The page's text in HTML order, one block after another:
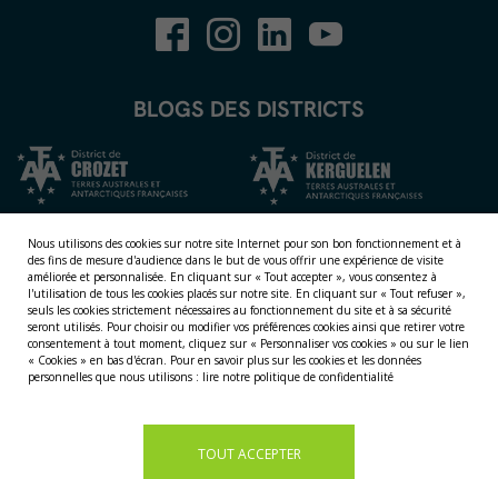
BLOGS DES DISTRICTS
NOS TERRITOIRES
Nous utilisons des cookies sur notre site Internet pour son bon fonctionnement et à
des fins de mesure d'audience dans le but de vous offrir une expérience de visite
améliorée et personnalisée. En cliquant sur « Tout accepter », vous consentez à
l'utilisation de tous les cookies placés sur notre site. En cliquant sur « Tout refuser »,
seuls les cookies strictement nécessaires au fonctionnement du site et à sa sécurité
seront utilisés. Pour choisir ou modifier vos préférences cookies ainsi que retirer votre
consentement à tout moment, cliquez sur « Personnaliser vos cookies » ou sur le lien
« Cookies » en bas d'écran. Pour en savoir plus sur les cookies et les données
personnelles que nous utilisons : lire notre politique de confidentialité
TOUT ACCEPTER